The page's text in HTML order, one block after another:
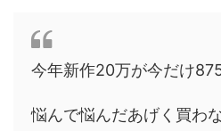
今年新作20万が今だけ
悩んで悩んだあげく買わ